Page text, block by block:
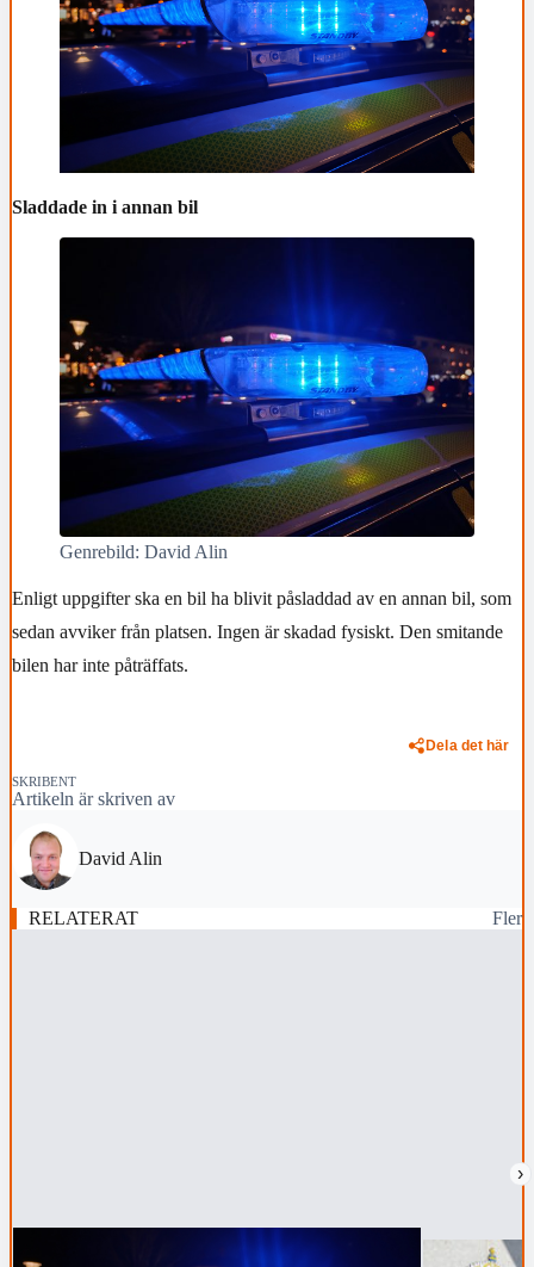
Sladdade in i annan bil
Genrebild: David Alin
Enligt uppgifter ska en bil ha blivit påsladdad av en annan bil, som
sedan avviker från platsen. Ingen är skadad fysiskt. Den smitande
bilen har inte påträffats.
Dela det här
SKRIBENT
Artikeln är skriven av
David Alin
RELATERAT Fler
›